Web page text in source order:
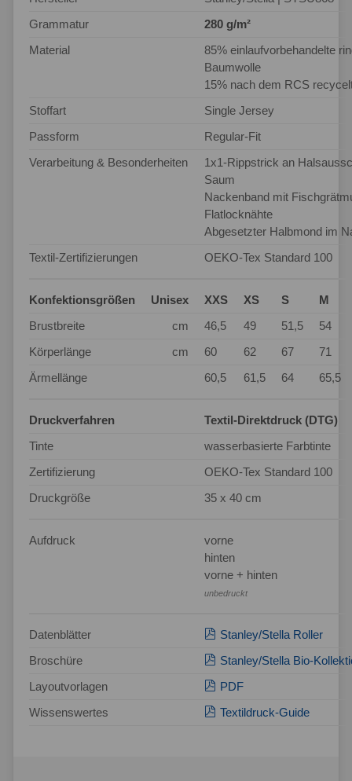
Grammatur
280 g/m²
Material
85% einlaufvorbehandelte
Baumwolle
15% nach dem RCS
Stoffart
Single Jersey
Passform
Regular-Fit
Verarbeitung & Besonderheiten
1x1-Rippstrick an
Saum
Nackenband mit
Flatlocknähte
Abgesetzter Halbmond im
Textil-Zertifizierungen
OEKO-Tex Standard 100
Konfektionsgrößen Unisex XXS XS S
M
Brustbreite
cm 46,5 49 51,5
54
Körperlänge
cm 60 62 67
71
Ärmellänge
60,5 61,5 64 65,5
Druckverfahren
Textil-Direktdruck (DTG)
Tinte
wasserbasierte Farbtinte
Zertifizierung
OEKO-Tex Standard 100
Druckgröße
35 x 40 cm
Aufdruck
vorne
hinten
vorne + hinten
unbedruckt
Datenblätter
Stanley/Stella Roller
Broschüre
Stanley/Stella Bio-
Layoutvorlagen
PDF
Wissenswertes
Textildruck-Guide